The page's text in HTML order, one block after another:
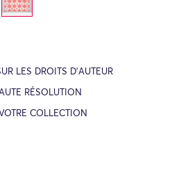
LES DROITS D’AUTEUR
RÉSOLUTION
COLLECTION